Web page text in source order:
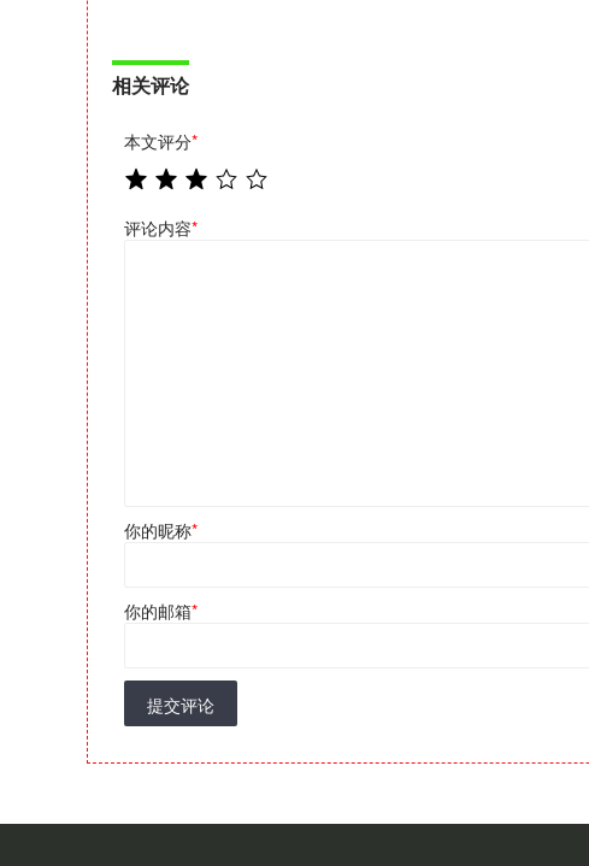
相关评论
本文评分*
评论内容*
你的昵称*
你的邮箱*
提交评论